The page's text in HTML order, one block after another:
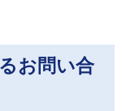
お問い合